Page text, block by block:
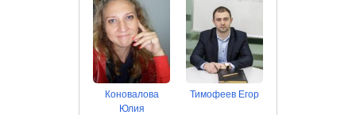
Коновалова
Юлия
Тимофеев Егор